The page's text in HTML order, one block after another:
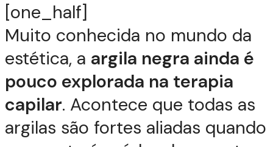
[one_half]
Muito conhecida no mundo da
estética, a argila negra ainda é
pouco explorada na terapia
capilar. Acontece que todas as
argilas são fortes aliadas quando